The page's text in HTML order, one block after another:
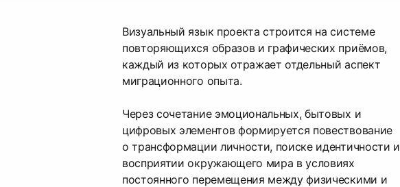
Визуальный язык проекта строится на системе
повторяющихся образов и графических приёмов,
каждый из которых отражает отдельный аспект
миграционного опыта.
Через сочетание эмоциональных, бытовых и
цифровых элементов формируется повествование
о трансформации личности, поиске идентичности и
восприятии окружающего мира в условиях
постоянного перемещения между физическими и